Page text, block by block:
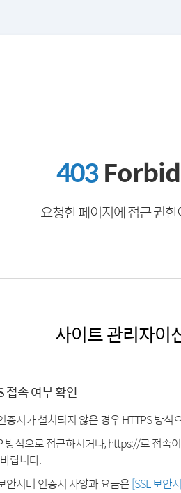
403
요청한 페이지에 접근 권
사이트 관리자이
접속 여부 확인
증서가 설치되지 않은 경우 HTTPS 방식
방식으로 접근하시거나, https://로 접속
랍니다.
안서버 인증서 사양과 요금은[SSL 보안